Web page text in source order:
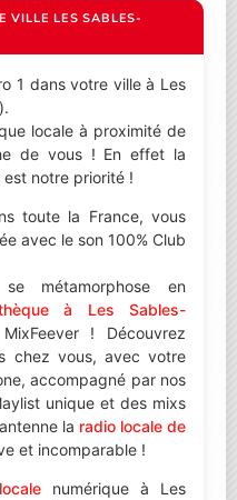
VILLE LES SABLES-
1 dans votre ville à Les
locale à proximité de
de vous ! En effet la
notre priorité !
toute la France, vous
avec le son 100% Club
métamorphose en
à Les Sables-
! Découvrez
chez vous, avec votre
accompagné par nos
unique et des mixs
la radio locale de
et incomparable !
numérique à Les